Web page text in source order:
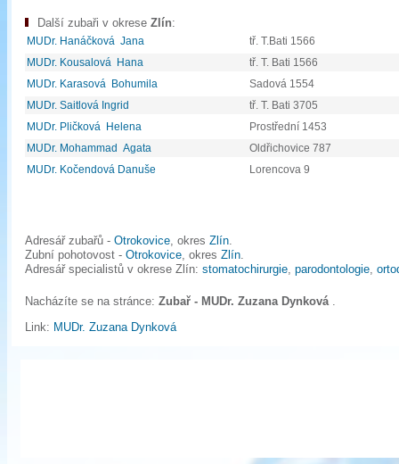
Další zubaři v okrese Zlín:
MUDr. Hanáčková Jana
tř. T.Bati 1566
MUDr. Kousalová Hana
tř. T. Bati 1566
MUDr. Karasová Bohumila
Sadová 1554
MUDr. Saitlová Ingrid
tř. T. Bati 3705
MUDr. Pličková Helena
Prostřední 1453
MUDr. Mohammad Agata
Oldřichovice 787
MUDr. Kočendová Danuše
Lorencova 9
Adresář zubařů - Otrokovice, okres Zlín.
Zubní pohotovost - Otrokovice, okres Zlín.
Adresář specialistů v okrese Zlín: stomatochirurgie, parodontologie,
Nacházíte se na stránce: Zubař - MUDr. Zuzana Dynková .
Link: MUDr. Zuzana Dynková